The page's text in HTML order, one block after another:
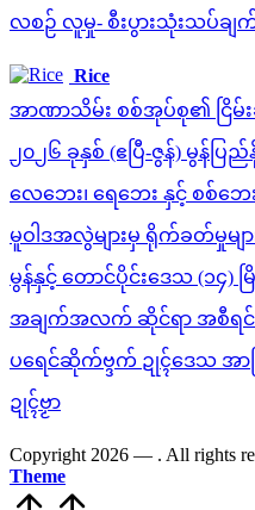
လစဉ် လူမှု- စီးပွားသုံးသပ်ချ
Rice
အာဏာသိမ်း စစ်အုပ်စု၏ ငြိမ်း
၂၀၂၆ ခုနှစ် (ဧပြီ-ဇွန်) မွန်ပ
လေဘေး၊ ရေဘေး နှင့် စစ်ဘ
မူဝါဒအလွဲများမှ ရိုက်ခတ်မှုမျာ
မွန်နှင့် တောင်ပိုင်းဒေသ (၁၄)
အချက်အလက် ဆိုင်ရာ အစီရင်
ပရေင်ဆိုက်ဗ္ဒက် ဍုၚ်ဒေသ အာဇ
ဍုၚ်ဗၟာ
Copyright 2026 — . All rights
Theme